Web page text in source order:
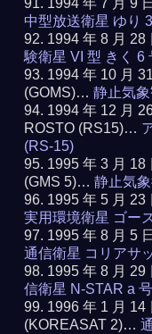
1994 年 7 月 9
中型放送衛星 ゆり
1994 年 8 月
験衛星 VI 型 きく 6
1994 年 10 月
(GOMS)…静止気
1994 年 12 月
ROSTO (RS15)…
(RS-15)
1995 年 3 月 18
(GMS 5)…静止気
1995 年 5 月
実用環境衛星 ゴー
1995 年 8 月 5
通信衛星 コリアサ
1995 年 8 月
信衛星 N-STAR a
1996 年 1 月 14
(KOREASAT 2)…